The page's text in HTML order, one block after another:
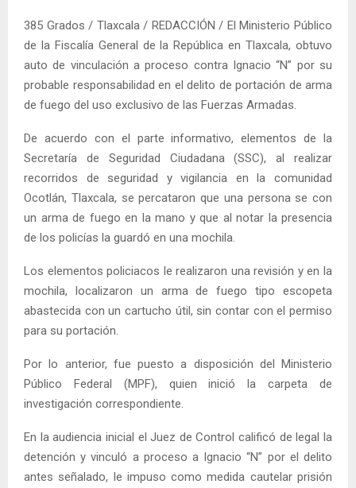
385 Grados / Tlaxcala / REDACCIÓN / El Ministerio Público
de la Fiscalía General de la República en Tlaxcala, obtuvo
auto de vinculación a proceso contra Ignacio “N” por su
probable responsabilidad en el delito de portación de arma
de fuego del uso exclusivo de las Fuerzas Armadas.
De acuerdo con el parte informativo, elementos de la
Secretaría de Seguridad Ciudadana (SSC), al realizar
recorridos de seguridad y vigilancia en la comunidad
Ocotlán, Tlaxcala, se percataron que una persona se con
un arma de fuego en la mano y que al notar la presencia
de los policías la guardó en una mochila.
Los elementos policiacos le realizaron una revisión y en la
mochila, localizaron un arma de fuego tipo escopeta
abastecida con un cartucho útil, sin contar con el permiso
para su portación.
Por lo anterior, fue puesto a disposición del Ministerio
Público Federal (MPF), quien inició la carpeta de
investigación correspondiente.
En la audiencia inicial el Juez de Control calificó de legal la
detención y vinculó a proceso a Ignacio “N” por el delito
antes señalado, le impuso como medida cautelar prisión